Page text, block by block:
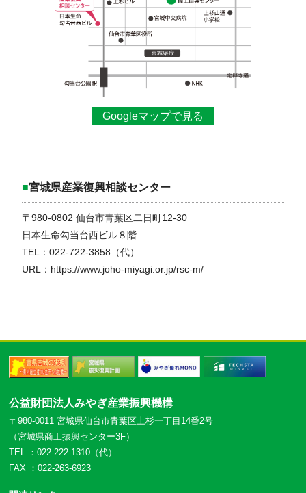
Googleマップで見る
■宮城県産業復興相談センター
〒980-0802 仙台市青葉区二日町12-30
日本生命勾当台西ビル８階
TEL：022-722-3858（代）
URL：https://www.joho-miyagi.or.jp/rsc-m/
公益財団法人みやぎ産業振興機構
〒980-0011 宮城県仙台市青葉区上杉一丁目14番2号
（宮城県商工振興センター3F）
TEL ：022-222-1310（代）
FAX ：022-263-6923